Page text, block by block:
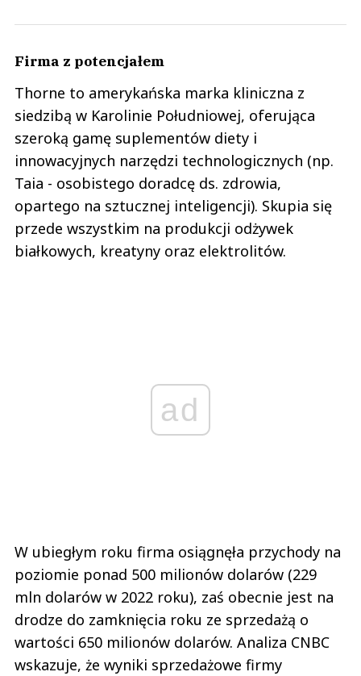
Firma z potencjałem
Thorne to amerykańska marka kliniczna z
siedzibą w Karolinie Południowej, oferująca
szeroką gamę suplementów diety i
innowacyjnych narzędzi technologicznych (np.
Taia - osobistego doradcę ds. zdrowia,
opartego na sztucznej inteligencji). Skupia się
przede wszystkim na produkcji odżywek
białkowych, kreatyny oraz elektrolitów.
ad
W ubiegłym roku firma osiągnęła przychody na
poziomie ponad 500 milionów dolarów (229
mln dolarów w 2022 roku), zaś obecnie jest na
drodze do zamknięcia roku ze sprzedażą o
wartości 650 milionów dolarów. Analiza CNBC
wskazuje, że wyniki sprzedażowe firmy